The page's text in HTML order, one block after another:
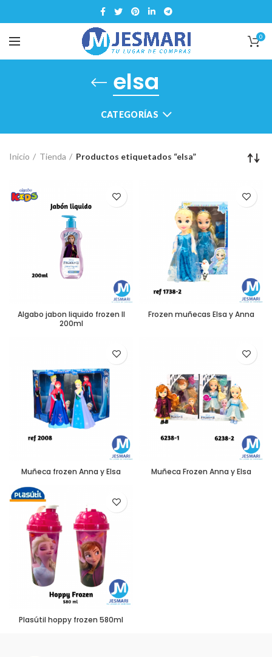
0
elsa
CATEGORÍAS
Inicio Tienda Productos etiquetados “elsa”
Algabo jabon liquido frozen ll
200ml
Frozen muñecas Elsa y Anna
Muñeca frozen Anna y Elsa Muñeca Frozen Anna y Elsa
Plasútil hoppy frozen 580ml